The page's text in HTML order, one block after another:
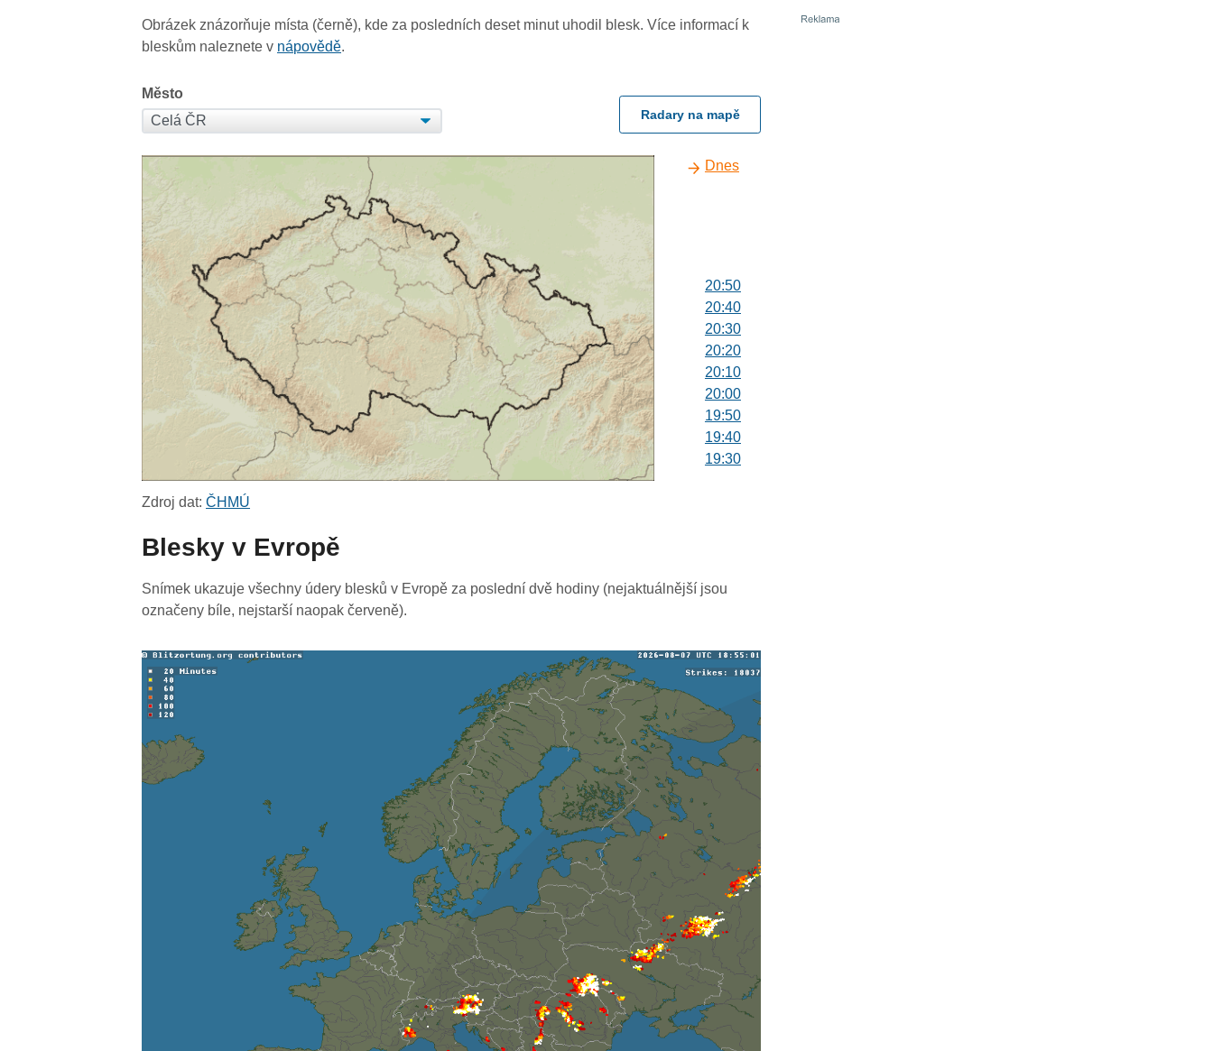
Obrázek znázorňuje místa (černě), kde za posledních deset minut uhodil blesk. Více informací k
bleskům naleznete v nápovědě.
Město
Radary na mapě
Dnes
20:50
20:40
20:30
20:20
20:10
20:00
19:50
19:40
19:30
18:30
18:00
17:50
Zdroj dat:ČHMÚ
Blesky v Evropě
Snímek ukazuje všechny údery blesků v Evropě za poslední dvě hodiny (nejaktuálnější jsou
označeny bíle, nejstarší naopak červeně).